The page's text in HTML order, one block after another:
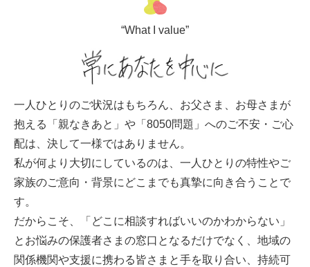
“What I value”
一人ひとりのご状況はもちろん、お父さま、お母さまが
抱える「親なきあと」や「8050問題」へのご不安・ご心
配は、決して一様ではありません。
私が何より大切にしているのは、一人ひとりの特性やご
家族のご意向・背景にどこまでも真摯に向き合うことで
す。
だからこそ、「どこに相談すればいいのかわからない」
とお悩みの保護者さまの窓口となるだけでなく、地域の
関係機関や支援に携わる皆さまと手を取り合い、持続可